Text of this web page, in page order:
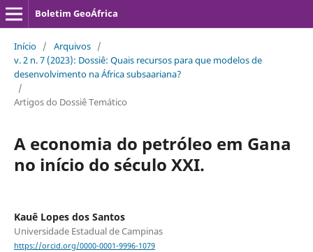
Boletim GeoÁfrica
Início / Arquivos /
v. 2 n. 7 (2023): Dossiê: Quais recursos para que modelos de
desenvolvimento na África subsaariana?
/
Artigos do Dossiê Temático
A economia do petróleo em Gana
no início do século XXI.
Kauê Lopes dos Santos
Universidade Estadual de Campinas
https://orcid.org/0000-0001-9996-1079